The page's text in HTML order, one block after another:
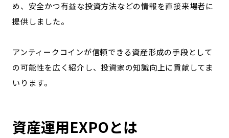
地域豆知識
ニッポンの百選大全集
Sporkle
記事ライター アンバサダー
め、安全かつ有益な投資方法などの情報を直接来場者に
提供しました。
アンティークコインが信頼できる資産形成の手段として
の可能性を広く紹介し、投資家の知識向上に貢献してま
いります。
資産運用EXPOとは